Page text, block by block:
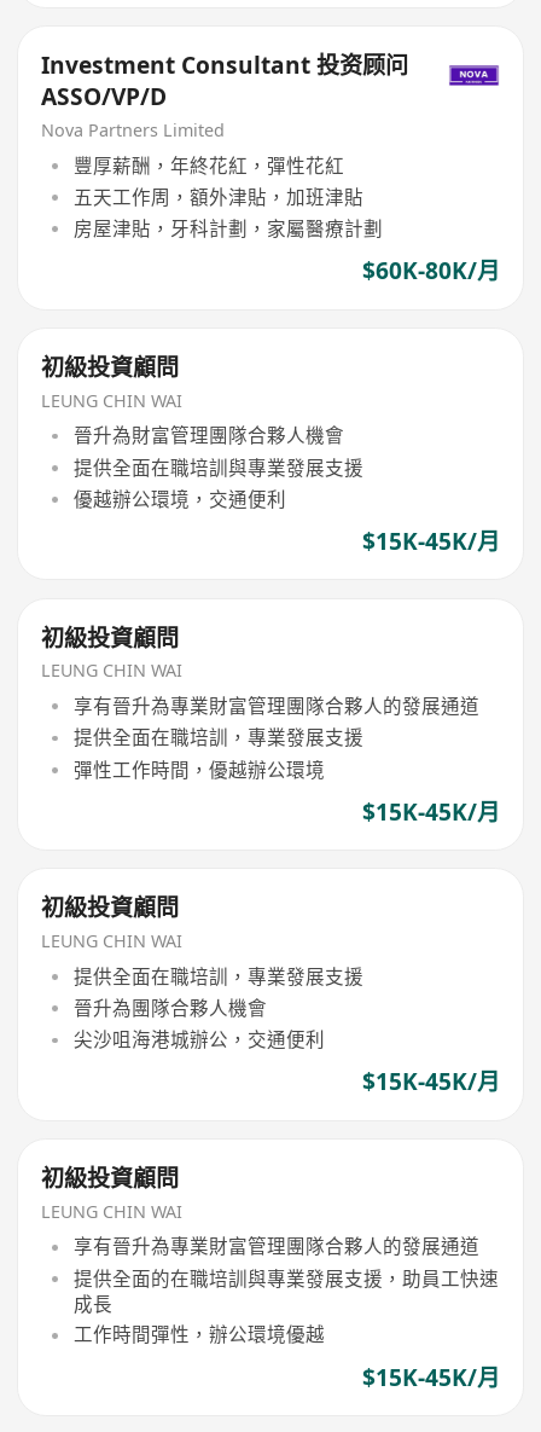
Investment Consultant 投资顾问
ASSO/VP/D
Nova Partners Limited
豐厚薪酬，年終花紅，彈性花紅
五天工作周，額外津貼，加班津貼
房屋津貼，牙科計劃，家屬醫療計劃
$60K-80K/月
初級投資顧問
LEUNG CHIN WAI
晉升為財富管理團隊合夥人機會
提供全面在職培訓與專業發展支援
優越辦公環境，交通便利
$15K-45K/月
初級投資顧問
LEUNG CHIN WAI
享有晉升為專業財富管理團隊合夥人的發展通道
提供全面在職培訓，專業發展支援
彈性工作時間，優越辦公環境
$15K-45K/月
初級投資顧問
LEUNG CHIN WAI
提供全面在職培訓，專業發展支援
晉升為團隊合夥人機會
尖沙咀海港城辦公，交通便利
$15K-45K/月
初級投資顧問
LEUNG CHIN WAI
享有晉升為專業財富管理團隊合夥人的發展通道
提供全面的在職培訓與專業發展支援，助員工快速
成長
工作時間彈性，辦公環境優越
$15K-45K/月